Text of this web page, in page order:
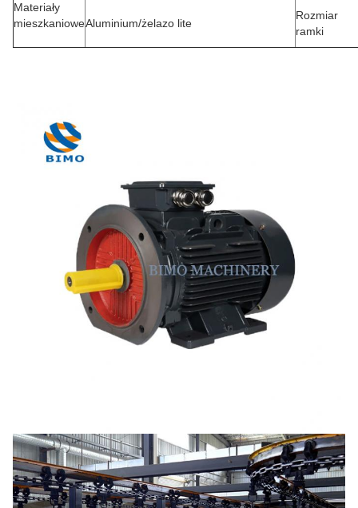
Materiały
mieszkanioweAluminium/żelazo lite
Rozmiar
ramki